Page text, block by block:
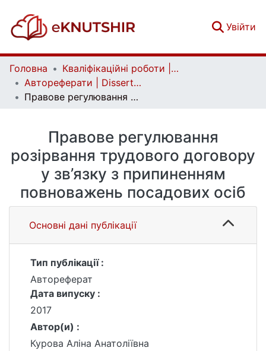
Увійти
Головна
Кваліфікаційні роботи | Qualifying works
Автореферати | Dissertation abstract
Правове регулювання розірвання трудового договору у зв’язку з припиненням повноважень посадових осіб
Правове регулювання
розірвання трудового договору
у зв’язку з припиненням
повноважень посадових осіб
Основні дані публікації
Тип публікації :
Автореферат
Дата випуску :
2017
Автор(и) :
Курова Аліна Анатоліївна